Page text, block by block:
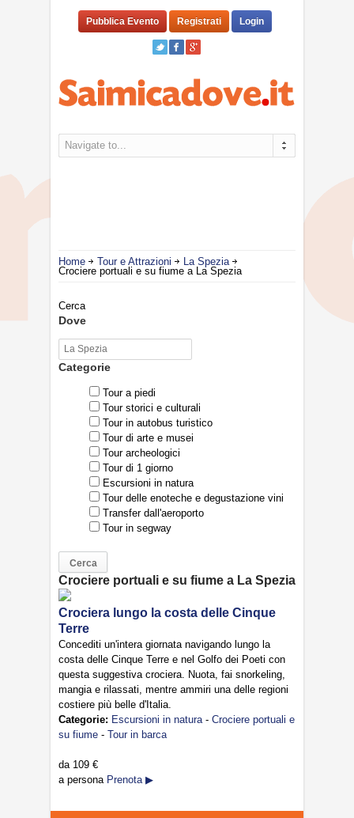
Pubblica Evento Registrati Login
Navigate to...
Home Tour e Attrazioni
La Spezia
Crociere portuali e su fiume a La Spezia
Cerca
Dove
Categorie
Tour a piedi
Tour storici e culturali
Tour in autobus turistico
Tour di arte e musei
Tour archeologici
Tour di 1 giorno
Escursioni in natura
Tour delle enoteche e degustazione vini
Transfer dall'aeroporto
Tour in segway
Crociere portuali e su fiume a La Spezia
Crociera lungo la costa delle Cinque
Terre
Concediti un'intera giornata navigando lungo la
costa delle Cinque Terre e nel Golfo dei Poeti con
questa suggestiva crociera. Nuota, fai snorkeling,
mangia e rilassati, mentre ammiri una delle regioni
costiere più belle d'Italia.
Categorie: Escursioni in natura - Crociere portuali e
su fiume - Tour in barca
da 109 €
a persona Prenota ▶